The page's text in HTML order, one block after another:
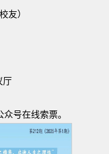
友）
厅
号在线索票。